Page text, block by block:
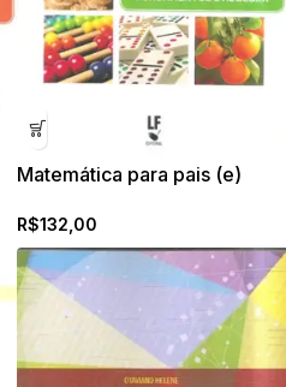
Matemática para pais (e)
Fundamentos e Álgebra
R$132,00